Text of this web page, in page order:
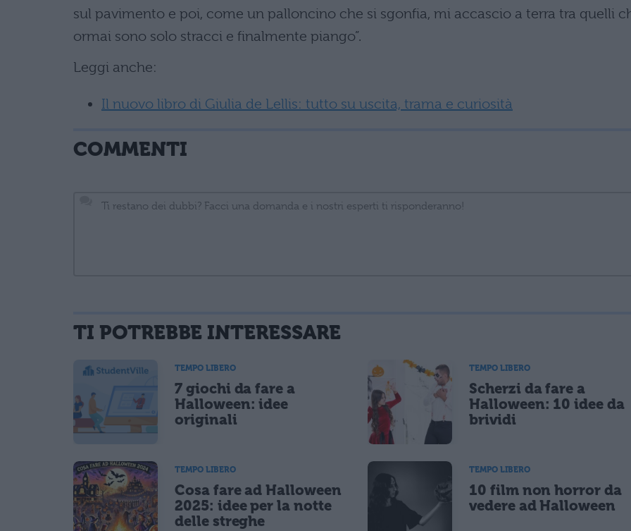
sul pavimento e poi, come un palloncino che si sgonfia, mi accascio a terra tra quelli
ormai sono solo stracci e finalmente piango”.
Leggi anche:
Il nuovo libro di Giulia de Lellis: tutto su uscita, trama e curiosità
COMMENTI
informativa privacy
. Pubblicando questo commento dai il consenso affinché un cookie salvi i tuoi dati (nome, email) per il prossimo commento.
Ho letto e acconsento l'informativasulla privacy
Acconsento all'uso dei miei dati da parte di terzi per finalità di marketing diretto con modalità automatizzate o tradizionali
CONFERMA E PUBBLICA
TI POTREBBE INTERESSARE
TEMPO LIBERO
7 giochi da fare a
Halloween: idee
originali
TEMPO LIBERO
Scherzi da fare a
Halloween: 10 idee da
brividi
TEMPO LIBERO
Cosa fare ad Halloween
2025: idee per la notte
delle streghe
TEMPO LIBERO
10 film non horror da
vedere ad Halloween